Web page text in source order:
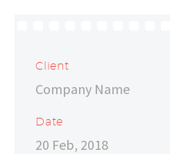
Client
Company Name
Date
20 Feb, 2018